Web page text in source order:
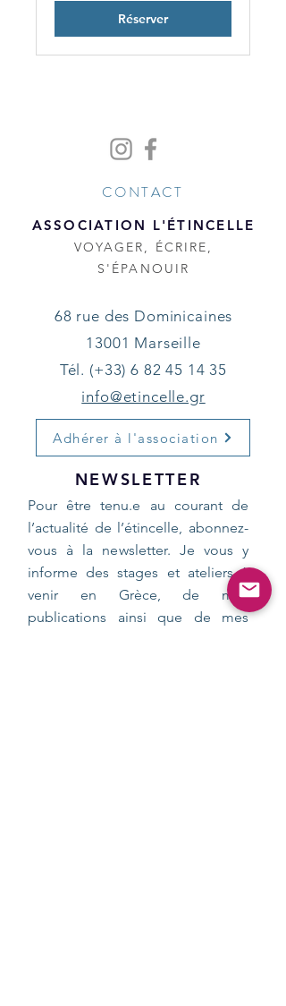
Réserver
CONTACT
ASSOCIATION L'ÉTINCELLE
VOYAGER, ÉCRIRE,
S'ÉPANOUIR
68 rue des Dominicaines
13001 Marseille
Tél. (+33)6 82 45 14 35
info@etincelle.gr
Adhérer à l'association
NEWSLETTER
Pour être tenu.e au courant de
l’actualité de l’étincelle, abonnez-
vous à la newsletter. Je vous y
informe des stages et ateliers à
venir en Grèce, de mes
publications ainsi que de mes